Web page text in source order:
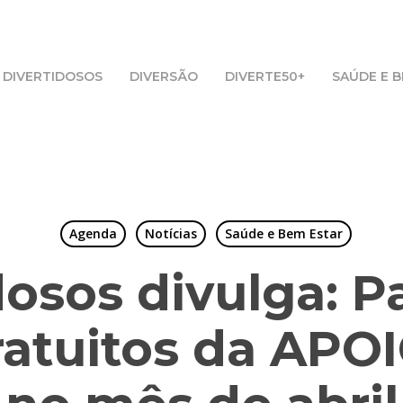
DIVERTIDOSOS DIVERSÃO DIVERTE50+ SAÚDE E
Agenda Notícias Saúde e Bem Estar
divulga:
da